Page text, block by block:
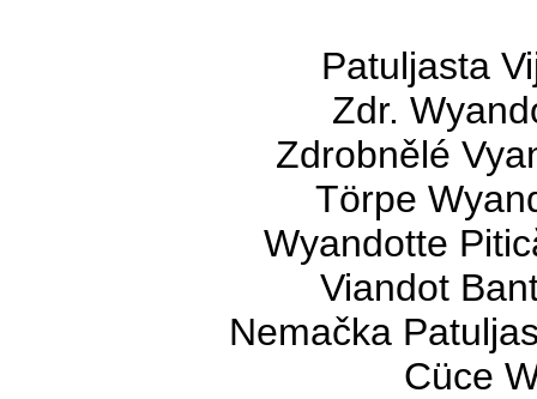
Patuljasta
Zdr.
Zdrobnělé
Törpe
Wyandotte
Viandot
Nemačka
Cüce